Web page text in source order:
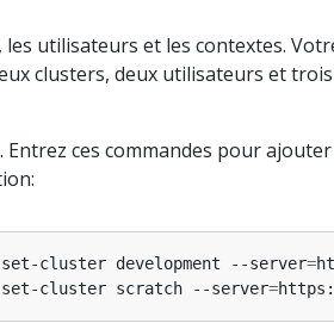
utilisateurs et les contextes.
clusters, deux utilisateurs et trois
. Entrez ces commandes pour
set-cluster development --server=
set-cluster scratch --server=